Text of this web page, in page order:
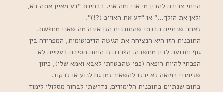
הייתי צריכה להבין מי אני ומה אני. בבחינת “דע מאיין אתה בא,
ולאן את הולך…” או “דע את האוייב (?!)”.
לאחר שנתיים הבנתי שהתוכנית הזו אינה מה שאני מחפשת.
התוכנית הזו היא הנציחה את הגישה הדיכוטומית, המפרידה בין
גוף ותנועה לבין מחשבה. הפרדה זו היתה הסיבה בעטייה לא
הפכתי להיות רופאה (כפי שהבטחתי לאבא ואמא שלי), כיוון
שלימודי רפואה לא יכלו להשאיר זמן גם לנוע או לרקוד.
בתום שנתיים בתוכנית הלימודים, נדרשתי לבחור מסלולי לימוד